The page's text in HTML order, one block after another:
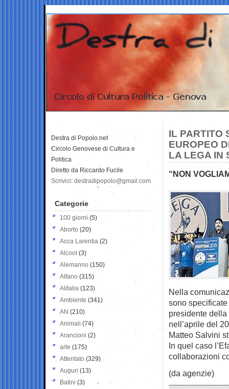
IL PARTITO
EUROPEO
LA LEGA IN
“NON
Nella
sono
presidente
nell’aprile del
Matteo Salvini
In quel caso
collaborazioni
(da agenzie)
Destra di Popolo.net
Circolo Genovese di Cultura e
Politica
Diretto da Riccardo Fucile
Scrivici: destradipopolo@gmail.com
Categorie
100 giorni (5)
Aborto (20)
Acca Larentia (2)
Alcool (3)
Alemanno (150)
Alfano (315)
Alitalia (123)
Ambiente (341)
AN (210)
Animali (74)
Arancioni (2)
arte (175)
Attentato (329)
Auguri (13)
Batini (3)